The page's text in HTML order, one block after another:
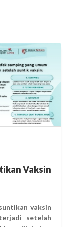
fisik yang
kebutuhan
tubuh (2
obat yang
keadaan
1-3 hari. Jika
segera
Vaksin
vaksin
setelah